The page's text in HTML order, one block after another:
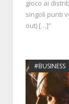
gioco ai
singoli punti
out) […]”
#BUSINESS